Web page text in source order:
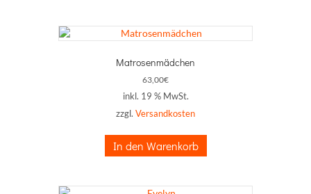
Matrosenmädchen
63,00€
inkl. 19 % MwSt.
zzgl. Versandkosten
In den Warenkorb